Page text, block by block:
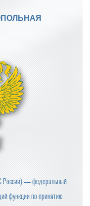
России) — федеральный
функции по принятию